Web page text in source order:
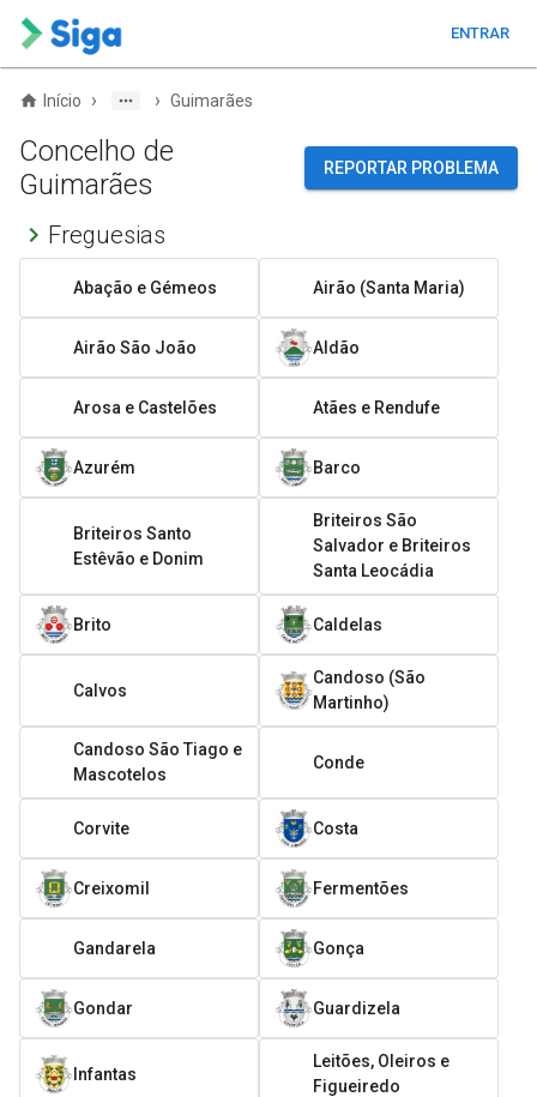
ENTRAR
Início › › Guimarães
Concelho de
Guimarães
REPORTAR PROBLEMA
Freguesias
Abação e Gémeos Airão (Santa Maria)
Airão São João Aldão
Arosa e Castelões Atães e Rendufe
Azurém Barco
Briteiros Santo
Estêvão e Donim
Briteiros São
Salvador e Briteiros
Santa Leocádia
Brito Caldelas
Calvos
Candoso (São
Martinho)
Candoso São Tiago e
Mascotelos
Conde
Corvite Costa
Creixomil Fermentões
Gandarela Gonça
Gondar Guardizela
Infantas
Leitões, Oleiros e
Figueiredo